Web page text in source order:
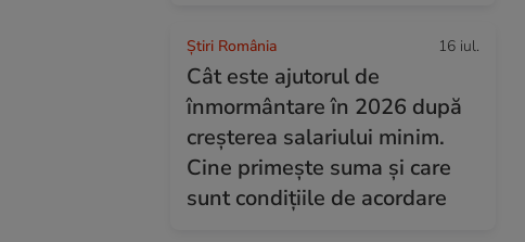
Știri România 16 iul.
Cât este ajutorul de
înmormântare în 2026 după
creșterea salariului minim.
Cine primește suma și care
sunt condițiile de acordare